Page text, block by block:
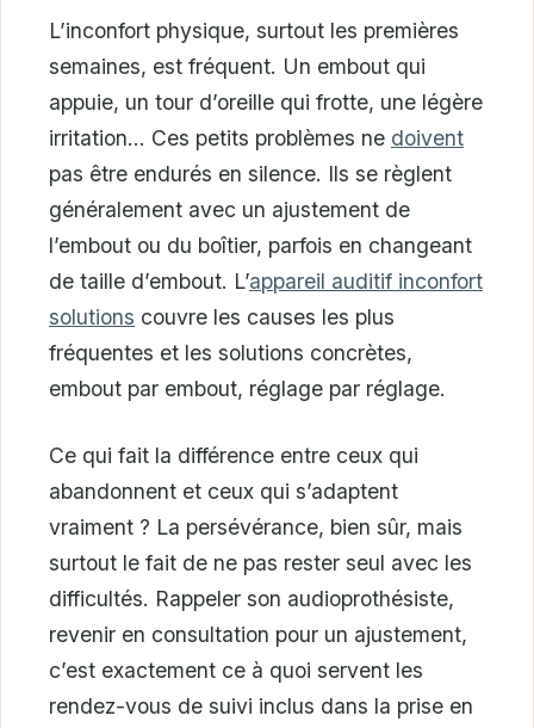
L’inconfort physique, surtout les premières
semaines, est fréquent. Un embout qui
appuie, un tour d’oreille qui frotte, une légère
irritation… Ces petits problèmes ne doivent
pas être endurés en silence. Ils se règlent
généralement avec un ajustement de
l’embout ou du boîtier, parfois en changeant
de taille d’embout. L’appareil auditif inconfort
solutions couvre les causes les plus
fréquentes et les solutions concrètes,
embout par embout, réglage par réglage.
Ce qui fait la différence entre ceux qui
abandonnent et ceux qui s’adaptent
vraiment ? La persévérance, bien sûr, mais
surtout le fait de ne pas rester seul avec les
difficultés. Rappeler son audioprothésiste,
revenir en consultation pour un ajustement,
c’est exactement ce à quoi servent les
rendez-vous de suivi inclus dans la prise en